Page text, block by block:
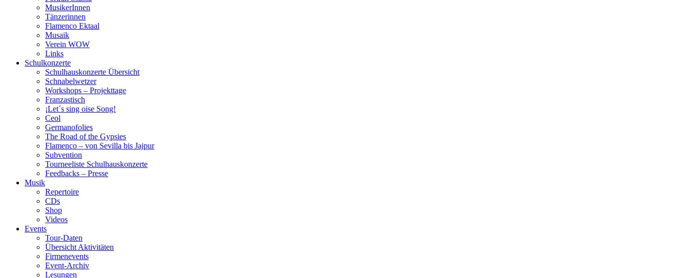
MusikerInnen
Tänzerinnen
Flamenco Ektaal
Musaik
Verein WOW
Links
Schulkonzerte
Schulhauskonzerte Übersicht
Schnabelwetzer
Workshops – Projekttage
Franzastisch
¡Let´s sing oise Song!
Ceol
Germanofolies
The Road of the Gypsies
Flamenco – von Sevilla bis Jajpur
Subvention
Tourneeliste Schulhauskonzerte
Feedbacks – Presse
Musik
Repertoire
CDs
Shop
Videos
Events
Tour-Daten
Übersicht Aktivitäten
Firmenevents
Event-Archiv
Lesungen